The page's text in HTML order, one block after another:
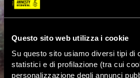
Questo sito web utilizza i cookie
Su questo sito usiamo diversi tipi di
statistici e di profilazione (tra cui
personalizzazione degli annunci